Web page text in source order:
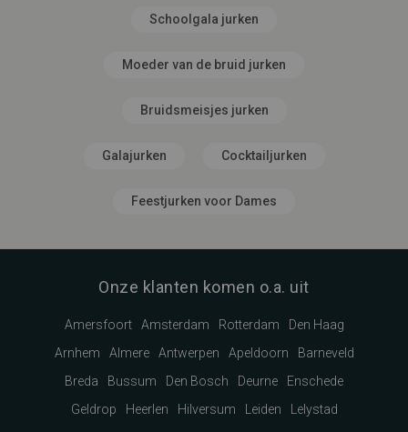
Schoolgala jurken
Moeder van de bruid jurken
Bruidsmeisjes jurken
Galajurken Cocktailjurken
Feestjurken voor Dames
Onze klanten komen o.a. uit
Amersfoort Amsterdam Rotterdam
Den Haag
Arnhem
Almere Antwerpen Apeldoorn
Barneveld
Breda
Bussum Den Bosch Deurne
Enschede
Geldrop
Heerlen Hilversum Leiden
Lelystad